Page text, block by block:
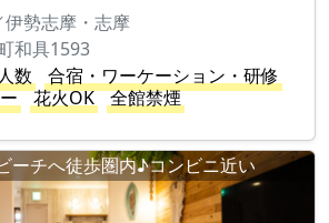
勢志摩・志摩
和具1593
数
合宿・ワーケーション・研修
花火OK
全館禁煙
ーチへ徒歩圏内♪コンビニ近い